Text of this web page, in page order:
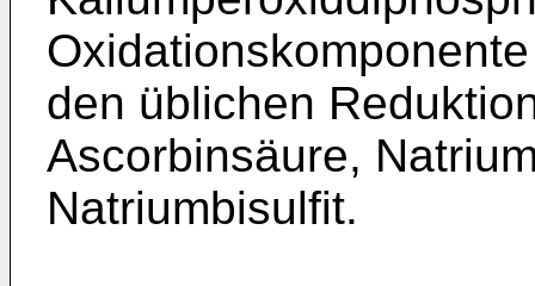
den üblichen
Ascorbinsäure,
Natriumbisulfit.